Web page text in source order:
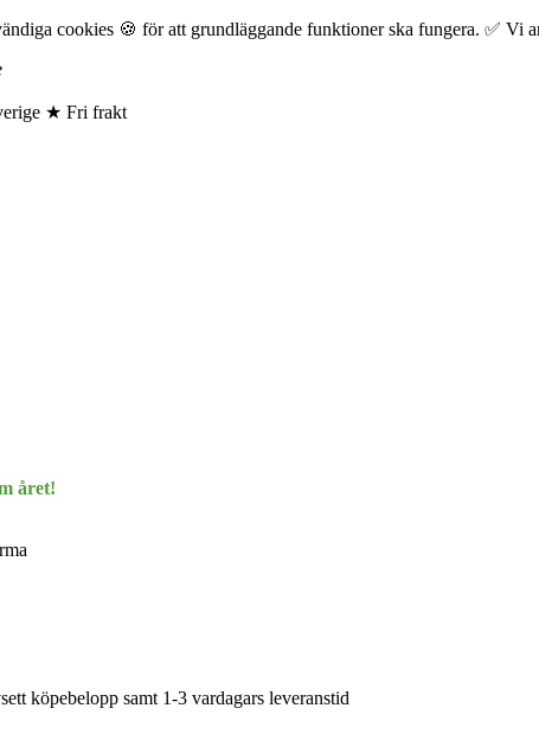
cookies 🍪 för att grundläggande funktioner ska fungera. ✅
★ Fri frakt
året!
köpebelopp samt 1-3 vardagars leveranstid